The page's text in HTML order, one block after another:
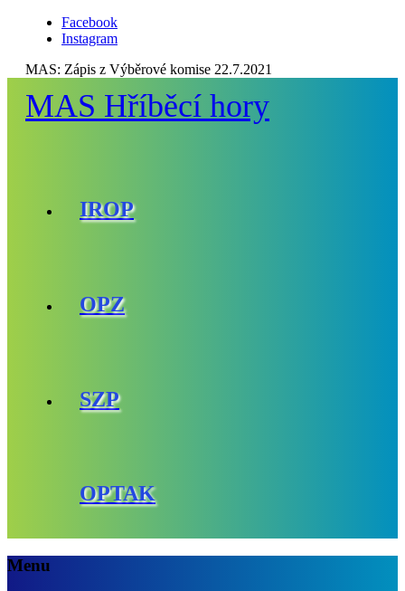
Facebook
Instagram
MAS: Zápis z Výběrové komise 22.7.2021
MAS Hříběcí hory
IROP
OPZ
SZP
OPTAK
Menu